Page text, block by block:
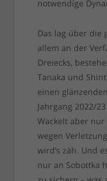
notwendige
Das lag über die
allem an der
Dreiecks,
Tanaka und
einen
Jahrgang 2022/
Wackelt aber
wegen
wird’s zäh. Und
nur an Sobottka